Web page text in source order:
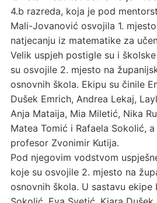
4.b razreda, koja je pod
Mali-Jovanović osvojila 1.
natjecanju iz matematike za
Velik uspjeh postigle su i
su osvojile 2. mjesto na
osnovnih škola. Ekipu su činile
Dušek Emrich, Andrea Lekaj,
Anja Mataija, Mia Miletić, Nika
Matea Tomić i Rafaela Sokolić,
profesor Zvonimir Kutija.
Pod njegovim vodstvom
koje su osvojile 2. mjesto na
osnovnih škola. U sastavu ekipe